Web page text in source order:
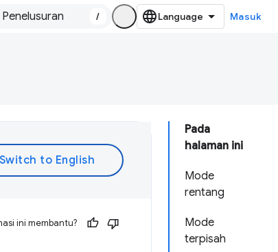
/ Masuk
Pada
halaman ini
Mode
rentang
Mode
terpisah
ini membantu?